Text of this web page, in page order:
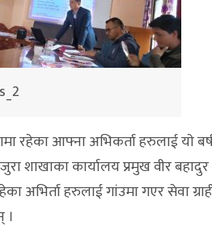
रहेका आफ्ना अभिकर्ता हरुलाई याे
शाखाका कार्यालय प्रमुख वीर
अभिर्ता हरुलाई गांउमा गएर सेवा
।